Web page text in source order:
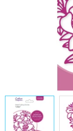
Kontakty
Hodnocení obchodu
Podmínky ochrany
Jak nakupovat